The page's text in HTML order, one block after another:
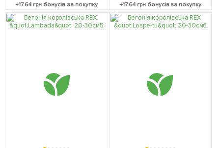
+17.64грн бонусів за покупку +17.64грн бонусів за покупку